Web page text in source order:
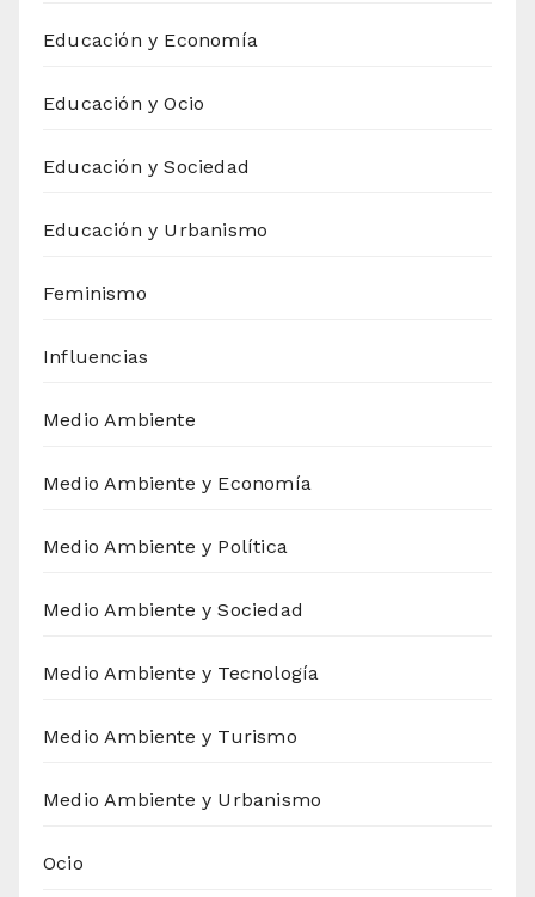
Educación y Economía
Educación y Ocio
Educación y Sociedad
Educación y Urbanismo
Feminismo
Influencias
Medio Ambiente
Medio Ambiente y Economía
Medio Ambiente y Política
Medio Ambiente y Sociedad
Medio Ambiente y Tecnología
Medio Ambiente y Turismo
Medio Ambiente y Urbanismo
Ocio